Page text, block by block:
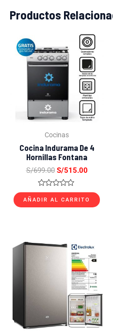
Productos
Cocinas
Cocina Indurama De 4
Hornillas Fontana
S/699.00
original
era:
S/699.00.
S/515.00
El
precio
actual
es:
S/
Valorado
con
0
AÑADIR AL CARRITO
El
precio
original
S/599.00.
El
precio
actual
es:
S/